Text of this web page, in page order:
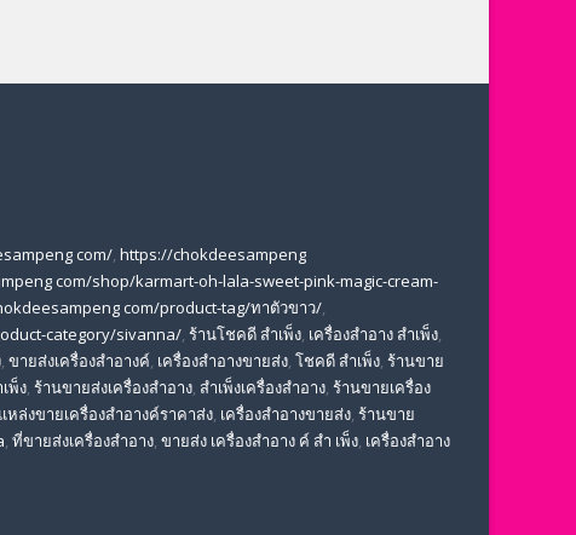
com/, https://chokdeesampeng
com/shop/karmart-oh-lala-sweet-pink-magic-cream-
com/product-tag/ทาตัวขาว/,
category/sivanna/, ร้านโชคดี สําเพ็ง, เครื่องสำอาง สำเพ็ง,
, ขายส่งเครื่องสำอางค์, เครื่องสำอางขายส่ง, โชคดี สําเพ็ง, ร้านขาย
พ็ง, ร้านขายส่งเครื่องสำอาง, สําเพ็งเครื่องสําอาง, ร้านขายเครื่อง
แหล่งขายเครื่องสําอางค์ราคาส่ง, เครื่องสําอางขายส่ง, ร้านขาย
, ที่ขายส่งเครื่องสําอาง, ขายส่ง เครื่องสำอาง ค์ สำ เพ็ง, เครื่องสำอาง